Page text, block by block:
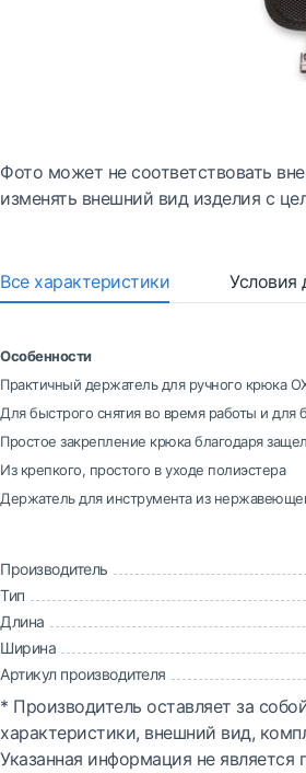
Фото может не соответствовать
изменять внешний вид изделия с
Все характеристики Условия
Особенности
Практичный держатель для ручного крюка
Для быстрого снятия во время работы и для
Простое закрепление крюка благодаря
Из крепкого, простого в уходе полиэстера
Держатель для инструмента из
Производитель
Тип
Длина
Ширина
Артикул производителя
* Производитель оставляет за
характеристики, внешний вид,
Указанная информация не является